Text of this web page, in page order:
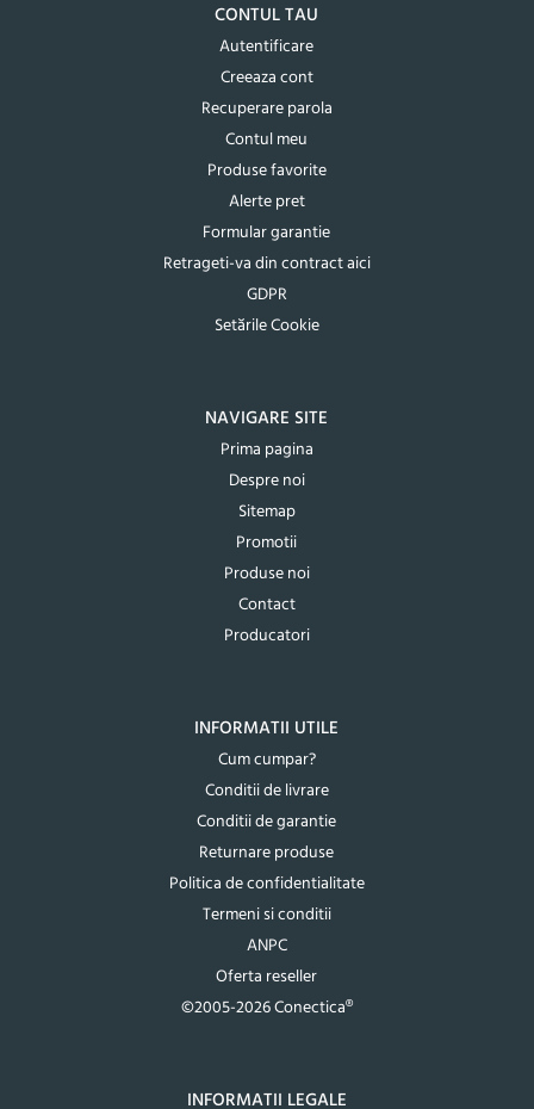
CONTUL TAU
Autentificare
Creeaza cont
Recuperare parola
Contul meu
Produse favorite
Alerte pret
Formular garantie
Retrageti-va din contract aici
GDPR
Setările Cookie
NAVIGARE SITE
Prima pagina
Despre noi
Sitemap
Promotii
Produse noi
Contact
Producatori
INFORMATII UTILE
Cum cumpar?
Conditii de livrare
Conditii de garantie
Returnare produse
Politica de confidentialitate
Termeni si conditii
ANPC
Oferta reseller
©2005-2026 Conectica®
INFORMATII LEGALE